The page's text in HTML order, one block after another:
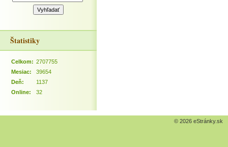
Štatistiky
Online: 32
Celkom: 2707755
Mesiac:
39654
Deň:
1137
© 2026 eStránky.sk